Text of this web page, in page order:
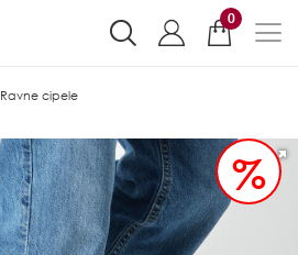
0
Ravne cipele
%